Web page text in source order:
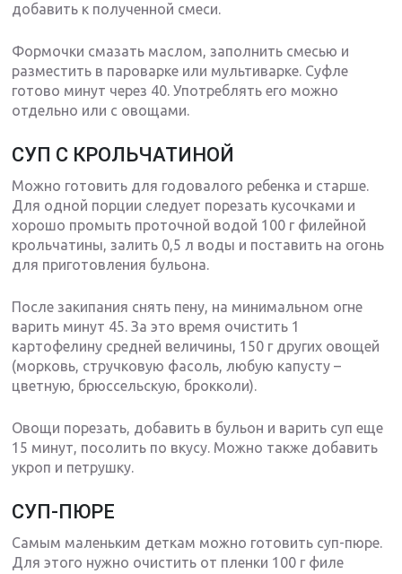
добавить к полученной смеси.
Формочки смазать маслом, заполнить смесью и
разместить в пароварке или мультиварке. Суфле
готово минут через 40. Употреблять его можно
отдельно или с овощами.
СУП С КРОЛЬЧАТИНОЙ
Можно готовить для годовалого ребенка и старше.
Для одной порции следует порезать кусочками и
хорошо промыть проточной водой 100 г филейной
крольчатины, залить 0,5 л воды и поставить на огонь
для приготовления бульона.
После закипания снять пену, на минимальном огне
варить минут 45. За это время очистить 1
картофелину средней величины, 150 г других овощей
(морковь, стручковую фасоль, любую капусту –
цветную, брюссельскую, брокколи).
Овощи порезать, добавить в бульон и варить суп еще
15 минут, посолить по вкусу. Можно также добавить
укроп и петрушку.
СУП-ПЮРЕ
Самым маленьким деткам можно готовить суп-пюре.
Для этого нужно очистить от пленки 100 г филе